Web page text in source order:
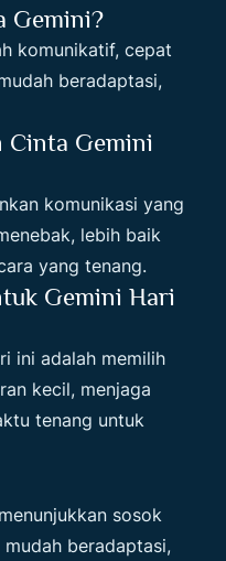
Gemini?
komunikatif, cepat
beradaptasi,
Cinta Gemini
komunikasi yang
lebih baik
yang tenang.
Gemini Hari
ini adalah memilih
kecil, menjaga
tenang untuk
menunjukkan sosok
beradaptasi,